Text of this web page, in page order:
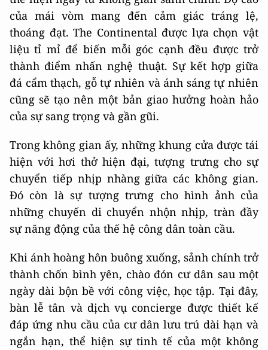
của mái vòm mang đến cảm giác tráng lệ,
thoáng đạt. The Continental được lựa chọn vật
liệu tỉ mỉ để biến mỗi góc cạnh đều được trở
thành điểm nhấn nghệ thuật. Sự kết hợp giữa
đá cẩm thạch, gỗ tự nhiên và ánh sáng tự nhiên
cũng sẽ tạo nên một bản giao hưởng hoàn hảo
của sự sang trọng và gần gũi.
Trong không gian ấy, những khung cửa được tái
hiện với hơi thở hiện đại, tượng trưng cho sự
chuyển tiếp nhịp nhàng giữa các không gian.
Đó còn là sự tượng trưng cho hình ảnh của
những chuyến di chuyển nhộn nhịp, tràn đầy
sự năng động của thế hệ công dân toàn cầu.
Khi ánh hoàng hôn buông xuống, sảnh chính trở
thành chốn bình yên, chào đón cư dân sau một
ngày dài bộn bề với công việc, học tập. Tại đây,
bàn lễ tân và dịch vụ concierge được thiết kế
đáp ứng nhu cầu của cư dân lưu trú dài hạn và
ngắn hạn, thể hiện sự tinh tế của một không